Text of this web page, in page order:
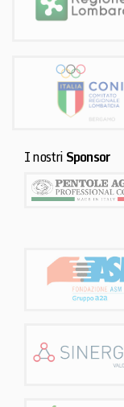
I nostriSponsor